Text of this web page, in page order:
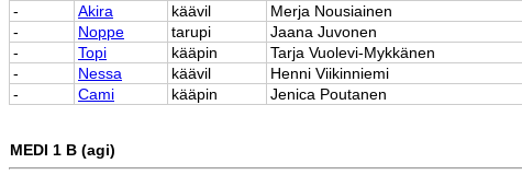
-
Akira käävil Merja Nousiainen
-
Noppe tarupi Jaana Juvonen
-
Topi kääpin Tarja Vuolevi-Mykkänen
-
Nessa käävil Henni Viikinniemi
-
Cami kääpin Jenica Poutanen
MEDI 1 B (agi)